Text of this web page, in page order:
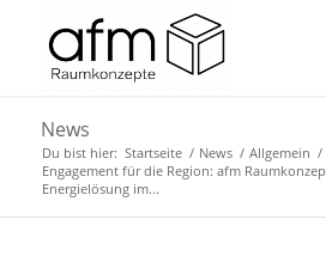
News
Du bist hier: Startseite / News / Allgemein /
Engagement für die Region: afm
Energielösung im...